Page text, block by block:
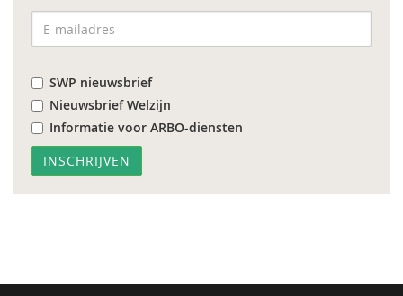
SWP nieuwsbrief
Nieuwsbrief Welzijn
Informatie voor ARBO-diensten